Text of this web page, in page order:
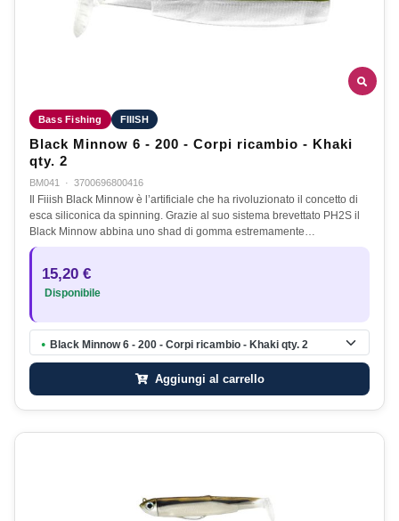
Bass Fishing FIIISH
Black Minnow 6 - 200 - Corpi ricambio - Khaki
qty. 2
BM041 · 3700696800416
Il Fiiish Black Minnow è l’artificiale che ha rivoluzionato il concetto di
esca siliconica da spinning. Grazie al suo sistema brevettato PH2S il
Black Minnow abbina uno shad di gomma estremamente…
15,20 €
Disponibile
● Black Minnow 6 - 200 - Corpi ricambio - Khaki qty. 2
Aggiungi al carrello